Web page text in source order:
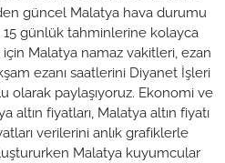
güncel Malatya hava durumu
günlük tahminlerine kolayca
için Malatya namaz vakitleri, ezan
ezanı saatlerini Diyanet İşleri
olarak paylaşıyoruz. Ekonomi ve
altın fiyatları, Malatya altın fiyatı
verilerini anlık grafiklerle
Malatya kuyumcular